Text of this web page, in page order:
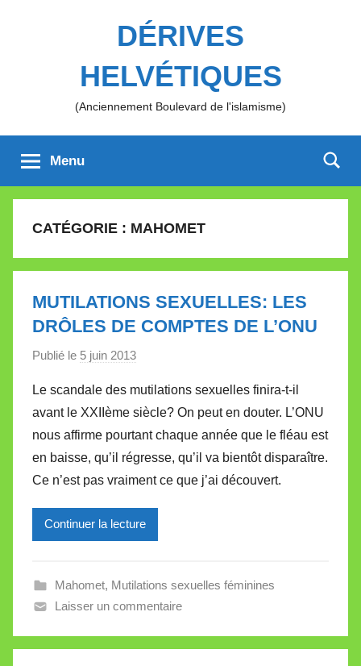
DÉRIVES
HELVÉTIQUES
(Anciennement Boulevard de l'islamisme)
Menu
CATÉGORIE : MAHOMET
MUTILATIONS SEXUELLES: LES
DRÔLES DE COMPTES DE L’ONU
Publié le 5 juin 2013
r
M
i
r
e
l
l
V
a
l
Le scandale des mutilations sexuelles finira-t-il
avant le XXIIème siècle? On peut en douter. L’ONU
nous affirme pourtant chaque année que le fléau est
en baisse, qu’il régresse, qu’il va bientôt disparaître.
Ce n’est pas vraiment ce que j’ai découvert.
Continuer la lecture
Mahomet, Mutilations sexuelles féminines
Laisser un commentaire